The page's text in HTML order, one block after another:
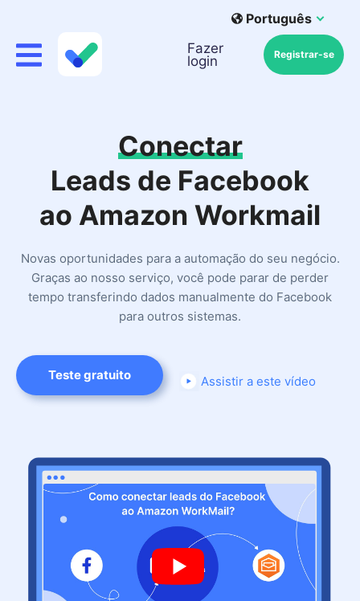
Português
Fazer
login
Registrar-se
Conectar
Leads de Facebook
ao Amazon Workmail
Novas oportunidades para a automação do seu negócio.
Graças ao nosso serviço, você pode parar de perder
tempo transferindo dados manualmente do Facebook
para outros sistemas.
Teste gratuito Assistir a este vídeo